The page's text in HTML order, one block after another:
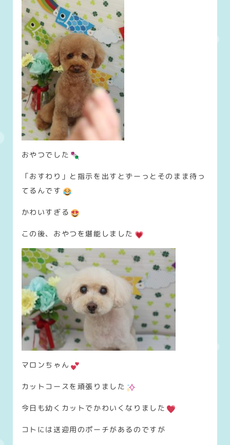
おやつでした
「おすわり」と指示を出すとずーっとそのまま待っ
てるんです
かわいすぎる
この後、おやつを堪能しました
マロンちゃん
カットコースを頑張りました
今日も幼くカットでかわいくなりました
コトには送迎用のポーチがあるのですが